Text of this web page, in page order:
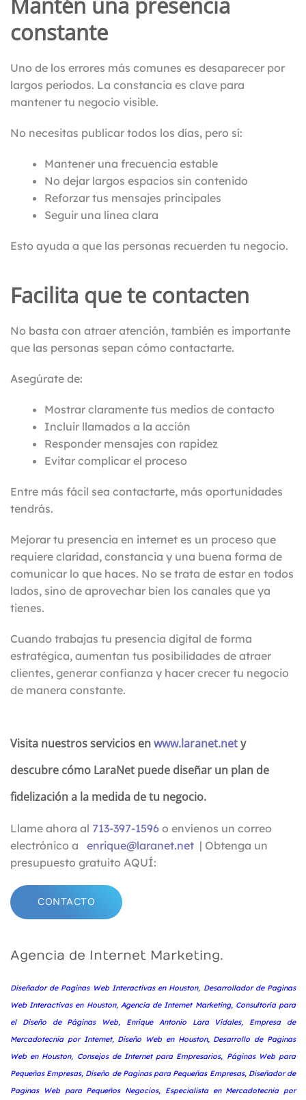
constante
Uno de los errores más comunes es desaparecer por
largos periodos. La constancia es clave para
mantener tu negocio visible.
No necesitas publicar todos los días, pero sí:
Mantener una frecuencia estable
No dejar largos espacios sin contenido
Reforzar tus mensajes principales
Seguir una línea clara
Esto ayuda a que las personas recuerden tu negocio.
Facilita que te contacten
No basta con atraer atención, también es importante
que las personas sepan cómo contactarte.
Asegúrate de:
Mostrar claramente tus medios de contacto
Incluir llamados a la acción
Responder mensajes con rapidez
Evitar complicar el proceso
Entre más fácil sea contactarte, más oportunidades
tendrás.
Mejorar tu presencia en internet es un proceso que
requiere claridad, constancia y una buena forma de
comunicar lo que haces. No se trata de estar en todos
lados, sino de aprovechar bien los canales que ya
tienes.
Cuando trabajas tu presencia digital de forma
estratégica, aumentan tus posibilidades de atraer
clientes, generar confianza y hacer crecer tu negocio
de manera constante.
Visita nuestros servicios enwww.laranet.nety
descubre cómo LaraNet puede diseñar un plan de
fidelización a la medida de tu negocio.
Llame ahora al 713-397-1596 o envíenos un correo
electrónico a enrique@laranet.net | Obtenga un
presupuesto gratuito AQUÍ:
CONTACTO
Agencia de Internet Marketing.
Diseñador de Paginas Web Interactivas en Houston, Desarrollador de Paginas
Web Interactivas en Houston, Agencia de Internet Marketing, Consultoría para
el Diseño de Páginas Web, Enrique Antonio Lara Vidales, Empresa de
Mercadotecnia por Internet, Diseño Web en Houston, Desarrollo de Paginas
Web en Houston, Consejos de Internet para Empresarios, Páginas Web para
Pequeñas Empresas, Diseño de Paginas para Pequeñas Empresas, Diseñador de
Paginas Web para Pequeños Negocios, Especialista en Mercadotecnia por